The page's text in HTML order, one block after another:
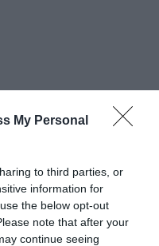
My Personal
to third parties, or
information for
the below opt-out
note that after your
continue seeing
2